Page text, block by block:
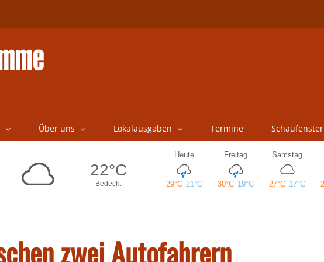
Über uns Lokalausgaben Termine Schaufenster
zwei Autofahrern